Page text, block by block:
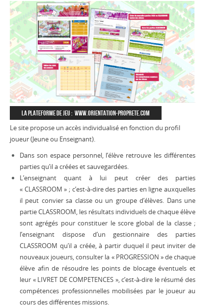
la plateforme de jeu : www.orientation-proprete.com
Le site propose un accès individualisé en fonction du profil
joueur (Jeune ou Enseignant).
Dans son espace personnel, l’élève retrouve les différentes
parties qu’il a créées et sauvegardées.
L’enseignant quant à lui peut créer des parties
« CLASSROOM » ; c’est-à-dire des parties en ligne auxquelles
il peut convier sa classe ou un groupe d’élèves. Dans une
partie CLASSROOM, les résultats individuels de chaque élève
sont agrégés pour constituer le score global de la classe ;
l’enseignant dispose d’un gestionnaire des parties
CLASSROOM qu’il a créée, à partir duquel il peut inviter de
nouveaux joueurs, consulter la « PROGRESSION » de chaque
élève afin de résoudre les points de blocage éventuels et
leur « LIVRET DE COMPETENCES », c’est-à-dire le résumé des
compétences professionnelles mobilisées par le joueur au
cours des différentes missions.